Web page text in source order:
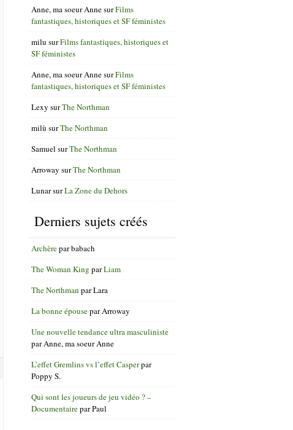
Anne, ma soeur AnnesurFilms
fantastiques, historiques et SF féministes
milu surFilms fantastiques, historiques et
SF féministes
Anne, ma soeur AnnesurFilms
fantastiques, historiques et SF féministes
Lexy surThe Northman
milù surThe Northman
Samuel surThe Northman
Arroway surThe Northman
LunarsurLa Zone du Dehors
Derniers sujets créés
Archèreparbabach
The Woman King parLiam
The Northman parLara
La bonne épouseparArroway
Une nouvelle tendance ultra masculiniste
parAnne, ma soeur Anne
L’effet Gremlins vs l’effet Casperpar
Poppy S.
Qui sont les joueurs de jeu vidéo ? –
DocumentaireparPaul